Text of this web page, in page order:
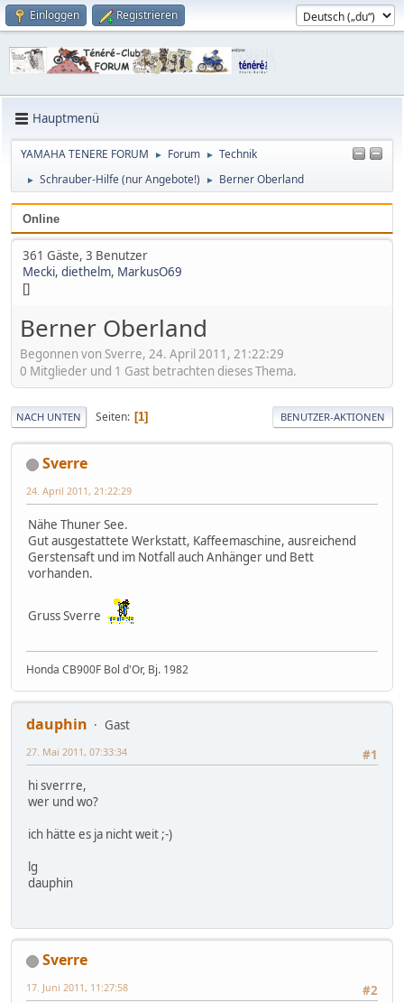
Einloggen Registrieren
Hauptmenü
YAMAHA TENERE FORUM ► Forum ► Technik
► Schrauber-Hilfe (nur Angebote!) ► Berner Oberland
Online
361 Gäste, 3 Benutzer
Mecki, diethelm, MarkusO69
[]
Berner Oberland
Begonnen von Sverre, 24. April 2011, 21:22:29
0 Mitglieder und 1 Gast betrachten dieses Thema.
NACH UNTEN Seiten 1 BENUTZER-AKTIONEN
Sverre
24. April 2011, 21:22:29
Nähe Thuner See.
Gut ausgestattete Werkstatt, Kaffeemaschine, ausreichend
Gerstensaft und im Notfall auch Anhänger und Bett
vorhanden.
Gruss Sverre
Honda CB900F Bol d'Or, Bj. 1982
dauphin
Gast
#1
27. Mai 2011, 07:33:34
hi sverrre,
wer und wo?
ich hätte es ja nicht weit ;-)
lg
dauphin
Sverre
#2
17. Juni 2011, 11:27:58